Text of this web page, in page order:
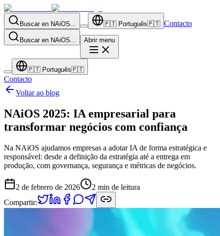
Buscar en NAiOS... 🇵🇹 Português🇵🇹 Contacto
Buscar en NAiOS... Abrir menu
🇵🇹 Português🇵🇹
Contacto
Voltar ao blog
NAiOS 2025: IA empresarial para
transformar negócios com confiança
Na NAiOS ajudamos empresas a adotar IA de forma estratégica e
responsável: desde a definição da estratégia até a entrega em
produção, com governança, segurança e métricas de negócios.
2 de febrero de 2026 2 min de leitura
Compartir: